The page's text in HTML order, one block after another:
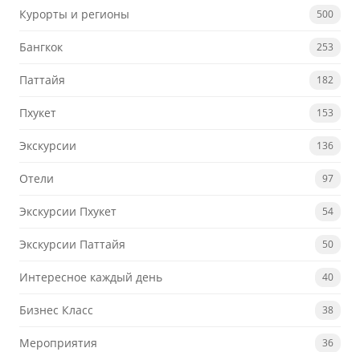
Курорты и регионы 500
Бангкок 253
Паттайя 182
Пхукет 153
Экскурсии 136
Отели 97
Экскурсии Пхукет 54
Экскурсии Паттайя 50
Интересное каждый день 40
Бизнес Класс 38
Мероприятия 36